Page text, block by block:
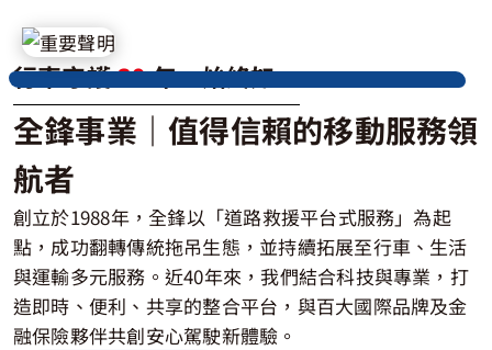
行車守護39年，始終如一
全鋒事業｜值得信賴的移動服務領
航者
創立於1988年，全鋒以「道路救援平台式服務」為起
點，成功翻轉傳統拖吊生態，並持續拓展至行車、生活
與運輸多元服務。近40年來，我們結合科技與專業，打
造即時、便利、共享的整合平台，與百大國際品牌及金
融保險夥伴共創安心駕駛新體驗。